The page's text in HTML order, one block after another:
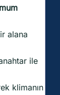
alana
ile
klimanın